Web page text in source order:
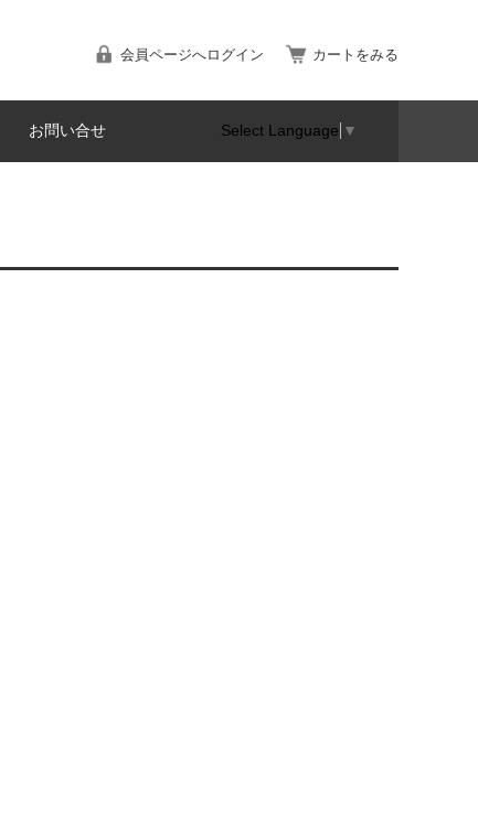
会員ページへログイン カートをみる
お問い合せ Select Language ▼